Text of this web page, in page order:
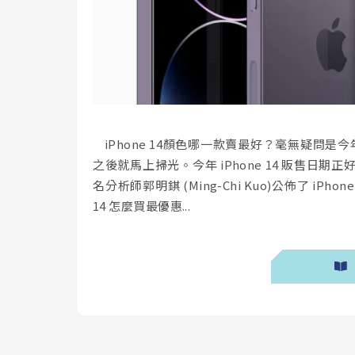
iPhone 14顏色哪一款賣最好？毫無疑問是
之後就馬上掃光。今年 iPhone 14 販售日期正
名分析師郭明錤 (Ming-Chi Kuo)公佈了
14 怎麼買最優惠...